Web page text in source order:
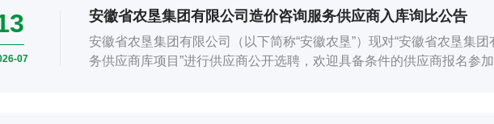
07
安徽省农垦集团有限公司造价咨询服务供应商入库询比公告
安徽省农垦集团有限公司（以下简称“安徽农垦”）现对“安徽省农垦集
务供应商库项目”进行供应商公开选聘，欢迎具备条件的供应商报名参